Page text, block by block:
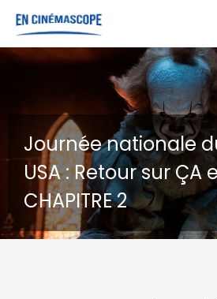
GOHAN : Un chien
destins